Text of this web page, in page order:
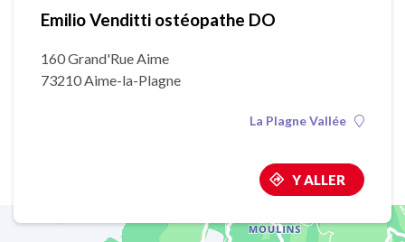
Emilio Venditti ostéopathe DO
160 Grand'Rue Aime
73210 Aime-la-Plagne
La Plagne Vallée
Y ALLER